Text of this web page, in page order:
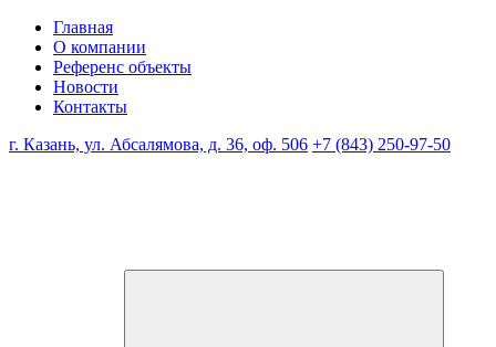
Главная
О компании
Референс объекты
Новости
Контакты
г. Казань, ул. Абсалямова, д. 36, оф. 506 +7 (843) 250-97-50